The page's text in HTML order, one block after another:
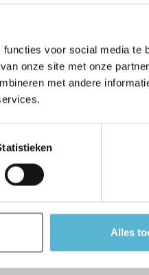
voor social media te
onze site met onze
met andere
Alles
2 lichts L 35 cm
Vergelijk
voor 17.00 uur besteld,
huis